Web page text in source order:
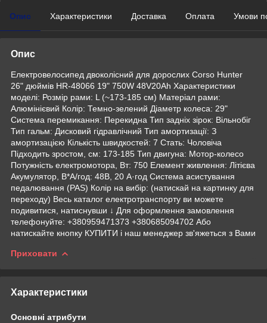
Опис Характеристики Доставка Оплата Умови
Опис
Електровелосипед двоколісний для дорослих Corso Hunter
26" дюймів HR-48066 19" 750W 48V20Ah Характеристики
моделі: Розмір рами: L (~173-185 см) Матеріал рами:
Алюмінієвий Колір: Темно-зелений Діаметр колеса: 29"
Система перемикання: Перекидна Тип задніх зірок: Вільнобіг
Тип гальм: Дисковий гідравлічний Тип амортизації: З
амортизацією Кількість швидкостей: 7 Стать: Чоловіча
Підходить зростом, см: 173-185 Тип двигуна: Мотор-колесо
Потужність електромотора, Вт: 750 Елемент живлення: Літієва
Акумулятор, В*А/год: 48В, 20 А·год Система асистування
педалювання (PAS) Колір на вибір: (натискай на картинку для
переходу) Весь каталог електротранспорту ви можете
подивитися, натиснувши ↓ Для оформлення замовлення
телефонуйте: +380959471373 +380685094702 Або
натискайте кнопку КУПИТИ і наш менеджер зв'яжеться з Вами
Приховати
Характеристики
Основні атрибути